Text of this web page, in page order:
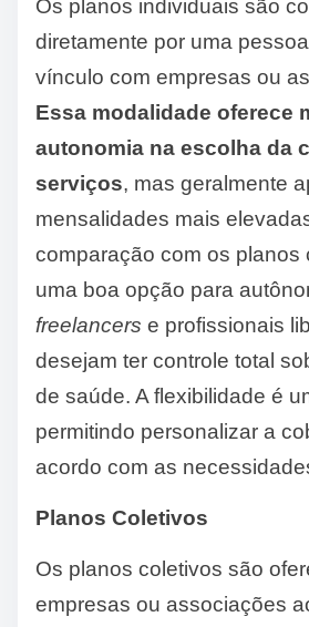
Os planos individuais são
diretamente por uma
vínculo com empresas ou
Essa modalidade oferece
autonomia na escolha da
serviços, mas geralmente
mensalidades mais
comparação com os planos
uma boa opção para
freelancers e profissionais
desejam ter controle total
de saúde. A flexibilidade é
permitindo personalizar a
acordo com as
Planos Coletivos
Os planos coletivos são
empresas ou associações